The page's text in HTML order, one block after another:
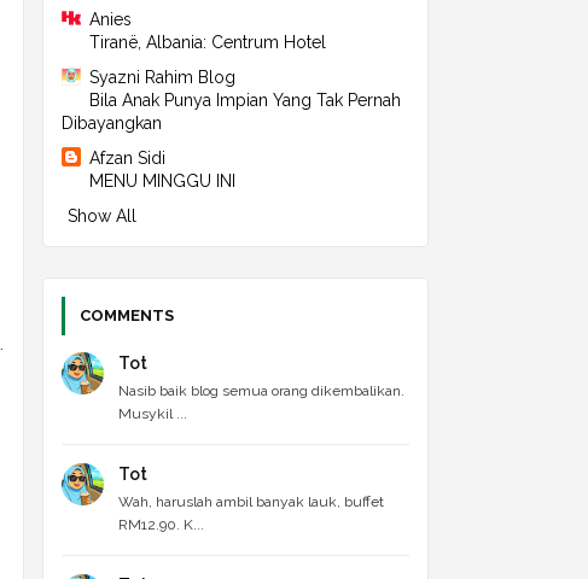
►
February 2025
January 2025
(50)
(496)
► December 2024(49)
November 2024(39)
►October 2024
►
September 2024
► August 2024(37)
►June 2024
►February 2024
►
▼2023
(520)
►December 2023
►November 2023 (47)
October 2023
►August 2023
►July 2023
May 2023
Anies
Tiranë, Albania: Centrum Hotel
Syazni Rahim Blog
Bila Anak Punya Impian Yang Tak Pernah
Dibayangkan
Afzan Sidi
MENU MINGGU INI
Show All
COMMENTS
Tot
Nasib baik blog semua orang dikembalikan.
Musykil ...
Tot
Wah, haruslah ambil banyak lauk, buffet
RM12.90. K...